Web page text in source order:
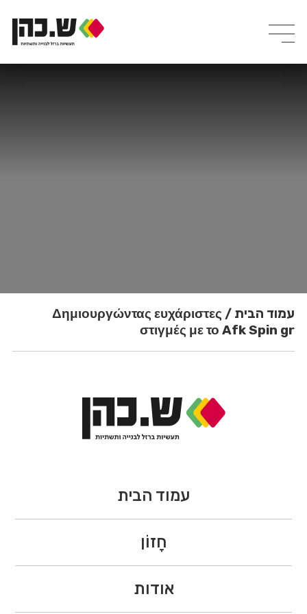
עמוד הבית /
Δημιουργώντας ευχάριστες
στιγμές με το Afk Spin gr
עמוד הבית
חָזוֹן
אודות